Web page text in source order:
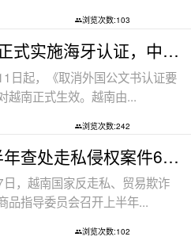
浏览次数:103
越南9月正式实施海牙认证，中越跨境文件
日起，《取消外国公文书认证要
越南正式生效。越南由...
浏览次数:242
越南上半年查处走私侵权案件6.8万起
，越南国家反走私、贸易欺诈
品指导委员会召开上半年...
浏览次数:102